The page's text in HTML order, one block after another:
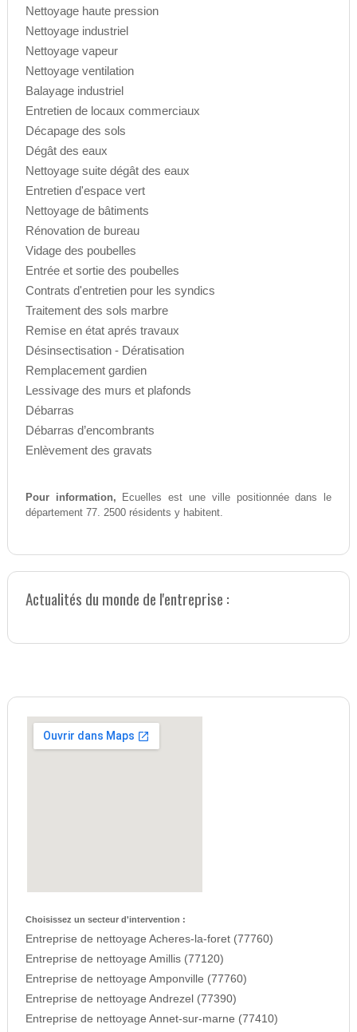
Nettoyage haute pression
Nettoyage industriel
Nettoyage vapeur
Nettoyage ventilation
Balayage industriel
Entretien de locaux commerciaux
Décapage des sols
Dégât des eaux
Nettoyage suite dégât des eaux
Entretien d'espace vert
Nettoyage de bâtiments
Rénovation de bureau
Vidage des poubelles
Entrée et sortie des poubelles
Contrats d'entretien pour les syndics
Traitement des sols marbre
Remise en état aprés travaux
Désinsectisation - Dératisation
Remplacement gardien
Lessivage des murs et plafonds
Débarras
Débarras d’encombrants
Enlèvement des gravats
Pour information, Ecuelles est une ville positionnée dans le
département 77. 2500 résidents y habitent.
Actualités du monde de l'entreprise :
Choisissez un secteur d'intervention :
Entreprise de nettoyage Acheres-la-foret (77760)
Entreprise de nettoyage Amillis (77120)
Entreprise de nettoyage Amponville (77760)
Entreprise de nettoyage Andrezel (77390)
Entreprise de nettoyage Annet-sur-marne (77410)